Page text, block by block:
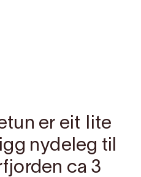
er eit lite
nydeleg til
ca 3